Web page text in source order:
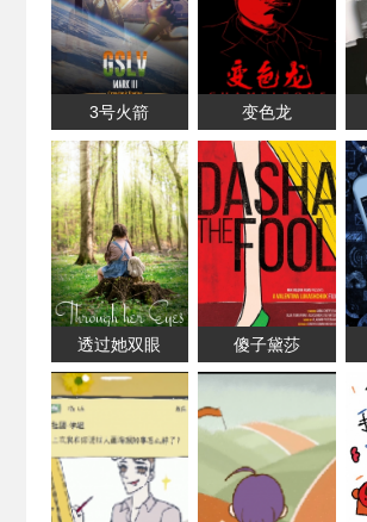
3号火箭 变色龙
透过她双眼 傻子黛莎